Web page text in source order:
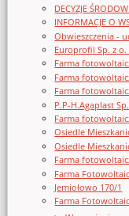
DECYZJE
INFORMACJE O
Obwieszczenia -
Europrofil Sp. z
Farma
Farma
Farma
P.P-H.Agaplast
Farma
Osiedle
Osiedle
Farma
Farma
Jemiołowo 170/1
Farma